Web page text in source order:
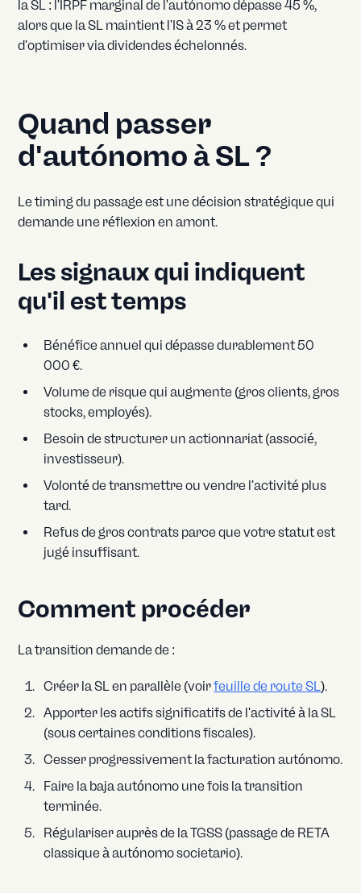
la SL : l'IRPF marginal de l'autónomo dépasse 45 %,
alors que la SL maintient l'IS à 23 % et permet
d'optimiser via dividendes échelonnés.
Quand passer
d'autónomo à SL ?
Le timing du passage est une décision stratégique qui
demande une réflexion en amont.
Les signaux qui indiquent
qu'il est temps
Bénéfice annuel qui dépasse durablement 50
000 €.
Volume de risque qui augmente (gros clients, gros
stocks, employés).
Besoin de structurer un actionnariat (associé,
investisseur).
Volonté de transmettre ou vendre l'activité plus
tard.
Refus de gros contrats parce que votre statut est
jugé insuffisant.
Comment procéder
La transition demande de :
Créer la SL en parallèle (voirfeuille de route SL).
Apporter les actifs significatifs de l'activité à la SL
(sous certaines conditions fiscales).
Cesser progressivement la facturation autónomo.
Faire la baja autónomo une fois la transition
terminée.
Régulariser auprès de la TGSS (passage de RETA
classique à autónomo societario).